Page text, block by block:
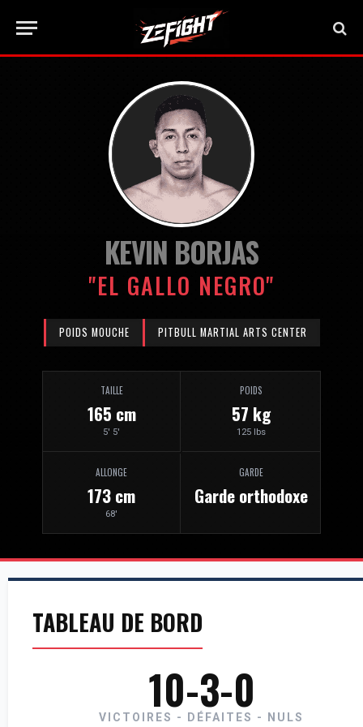
KEVIN BORJAS
"EL GALLO NEGRO"
POIDS MOUCHE PITBULL MARTIAL ARTS CENTER
TAILLE
165 cm
5' 5'
POIDS
57 kg
125 lbs
ALLONGE
173 cm
68'
GARDE
Garde orthodoxe
TABLEAU DE BORD
10-3-0
VICTOIRES - DÉFAITES - NULS